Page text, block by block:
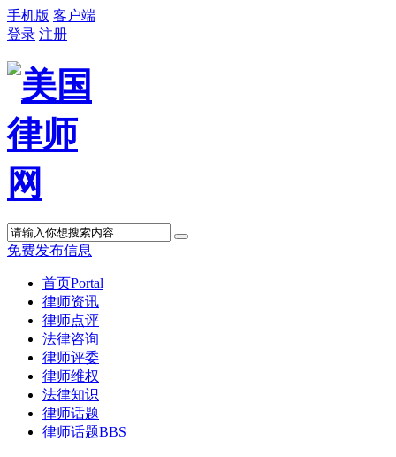
手机版 客户端
登录 注册
免费发布信息
首页Portal
律师资讯
律师点评
法律咨询
律师评委
律师维权
法律知识
律师话题
律师话题BBS